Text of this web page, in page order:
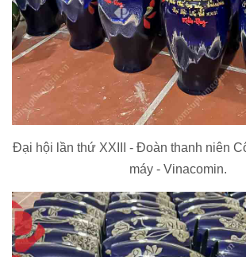
Đại hội lần thứ XXIII - Đoàn thanh niên
máy - Vinacomin.